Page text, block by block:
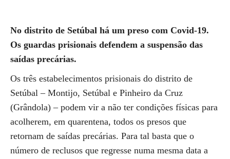
No distrito de Setúbal há um preso com Covid-19.
Os guardas prisionais defendem a suspensão das
saídas precárias.
Os três estabelecimentos prisionais do distrito de
Setúbal – Montijo, Setúbal e Pinheiro da Cruz
(Grândola) – podem vir a não ter condições físicas para
acolherem, em quarentena, todos os presos que
retornam de saídas precárias. Para tal basta que o
número de reclusos que regresse numa mesma data a